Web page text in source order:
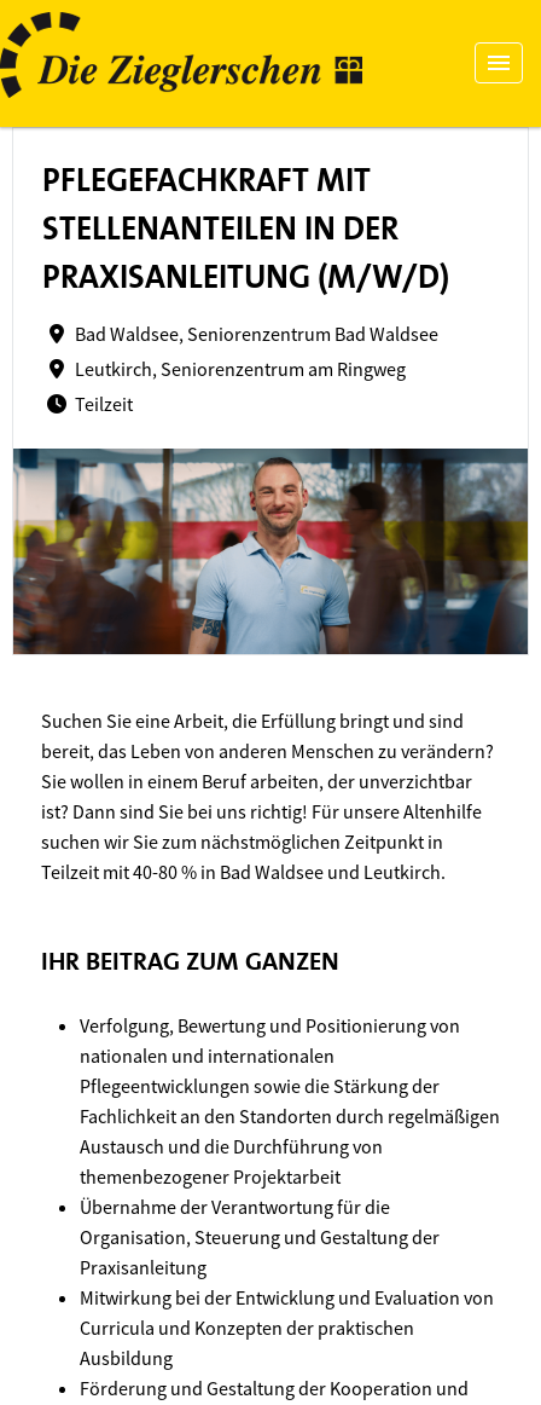
PFLEGEFACHKRAFT MIT
STELLENANTEILEN IN DER
PRAXISANLEITUNG (M/W/D)
Bad Waldsee, Seniorenzentrum Bad Waldsee
Leutkirch, Seniorenzentrum am Ringweg
Teilzeit
Suchen Sie eine Arbeit, die Erfüllung bringt und sind
bereit, das Leben von anderen Menschen zu verändern?
Sie wollen in einem Beruf arbeiten, der unverzichtbar
ist? Dann sind Sie bei uns richtig! Für unsere Altenhilfe
suchen wir Sie zum nächstmöglichen Zeitpunkt in
Teilzeit mit 40-80 % in Bad Waldsee und Leutkirch.
IHR BEITRAG ZUM GANZEN
Verfolgung, Bewertung und Positionierung von
nationalen und internationalen
Pflegeentwicklungen sowie die Stärkung der
Fachlichkeit an den Standorten durch regelmäßigen
Austausch und die Durchführung von
themenbezogener Projektarbeit
Übernahme der Verantwortung für die
Organisation, Steuerung und Gestaltung der
Praxisanleitung
Mitwirkung bei der Entwicklung und Evaluation von
Curricula und Konzepten der praktischen
Ausbildung
Förderung und Gestaltung der Kooperation und